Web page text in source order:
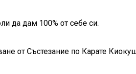
да дам 100% от себе си.
от Състезание по Карате